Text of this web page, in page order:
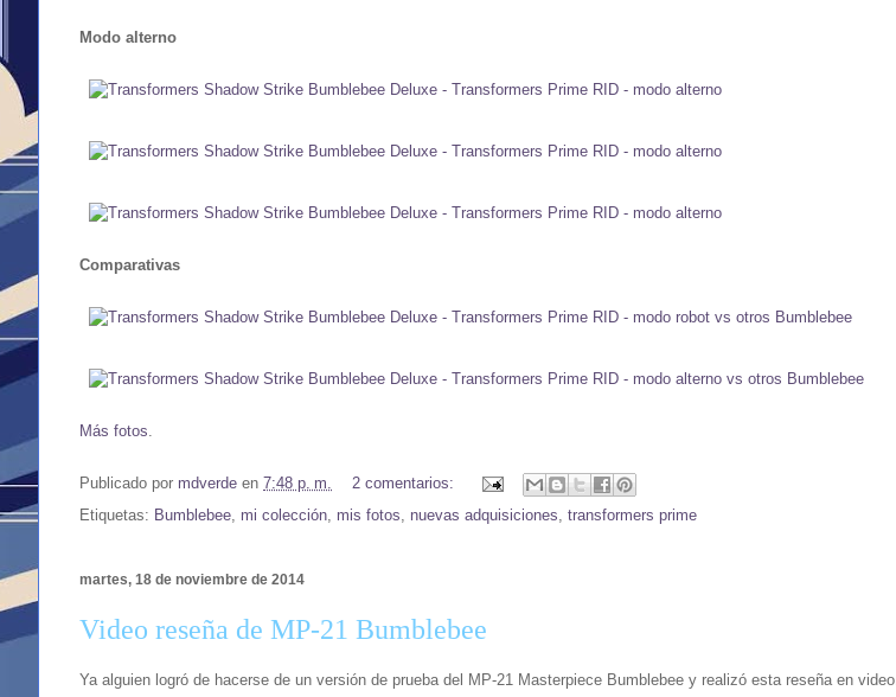
Modo alterno
Comparativas
Más fotos.
Publicado por mdverde en 7:48 p. m.
2 comentarios:
Etiquetas: Bumblebee, mi colección, mis fotos, nuevas adquisiciones, transformers prime
martes, 18 de noviembre de 2014
Video reseña de MP-21 Bumblebee
Ya alguien logró de hacerse de un versión de prueba del MP-21 Masterpiece Bumblebee y realizó esta reseña en video.